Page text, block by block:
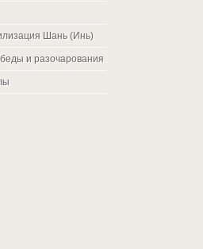
Шань (Инь)
и разочарования